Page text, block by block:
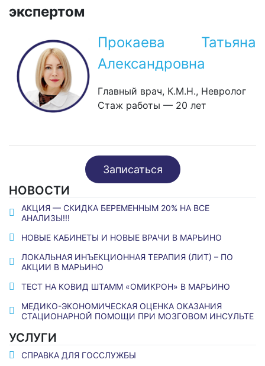
экспертом
Прокаева Татьяна
Александровна
Главный врач, К.М.Н., Невролог
Стаж работы — 20 лет
Записаться
НОВОСТИ
АКЦИЯ — СКИДКА БЕРЕМЕННЫМ 20% НА ВСЕ
АНАЛИЗЫ!!!
НОВЫЕ КАБИНЕТЫ И НОВЫЕ ВРАЧИ В МАРЬИНО
ЛОКАЛЬНАЯ ИНЪЕКЦИОННАЯ ТЕРАПИЯ (ЛИТ) – ПО
АКЦИИ В МАРЬИНО
ТЕСТ НА КОВИД ШТАММ «ОМИКРОН» В МАРЬИНО
МЕДИКО-ЭКОНОМИЧЕСКАЯ ОЦЕНКА ОКАЗАНИЯ
СТАЦИОНАРНОЙ ПОМОЩИ ПРИ МОЗГОВОМ ИНСУЛЬТЕ
УСЛУГИ
СПРАВКА ДЛЯ ГОССЛУЖБЫ